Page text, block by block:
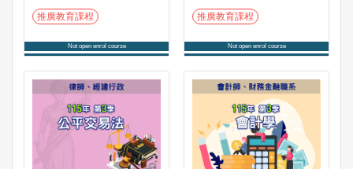
推廣教育課程
Not open enrol course
推廣教育課程
Not open enrol course